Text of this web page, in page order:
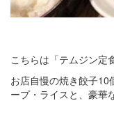
こちらは「テムジン定
お店自慢の焼き餃子10
ープ・ライスと、豪華